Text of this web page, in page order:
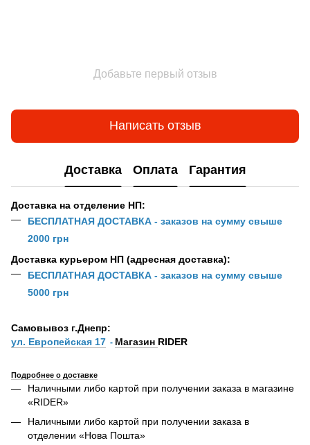
Добавьте первый отзыв
Написать отзыв
Доставка Оплата Гарантия
Доставка на отделение НП:
БЕСПЛАТНАЯ ДОСТАВКА - заказов на сумму свыше
2000 грн
Доставка курьером НП (адресная доставка):
БЕСПЛАТНАЯ ДОСТАВКА - заказов на сумму свыше
5000 грн
Самовывоз г.Днепр:
ул. Европейская 17 - Магазин RIDER
Подробнее о доставке
Наличными либо картой при получении заказа в магазине
«RIDER»
Наличными либо картой при получении заказа в
отделении «Нова Пошта»